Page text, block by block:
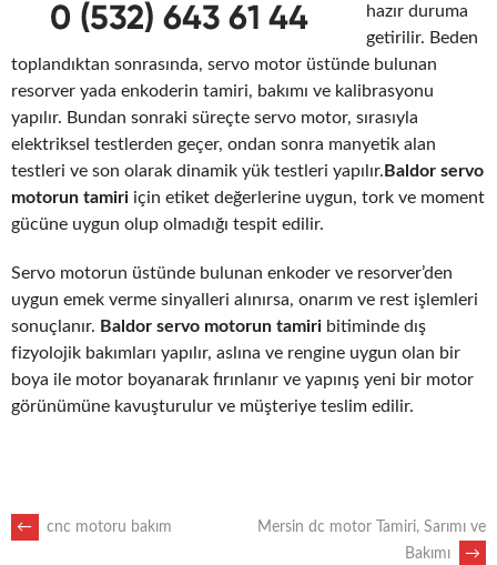
hazır duruma
getirilir. Beden
toplandıktan sonrasında, servo motor üstünde bulunan
resorver yada enkoderin tamiri, bakımı ve kalibrasyonu
yapılır. Bundan sonraki süreçte servo motor, sırasıyla
elektriksel testlerden geçer, ondan sonra manyetik alan
testleri ve son olarak dinamik yük testleri yapılır.Baldor servo
motorun tamiri için etiket değerlerine uygun, tork ve moment
gücüne uygun olup olmadığı tespit edilir.
Servo motorun üstünde bulunan enkoder ve resorver’den
uygun emek verme sinyalleri alınırsa, onarım ve rest işlemleri
sonuçlanır. Baldor servo motorun tamiri bitiminde dış
fizyolojik bakımları yapılır, aslına ve rengine uygun olan bir
boya ile motor boyanarak fırınlanır ve yapınış yeni bir motor
görünümüne kavuşturulur ve müşteriye teslim edilir.
POST
← cnc motoru bakım
Mersin dc motor Tamiri, Sarımı ve
Bakımı
→